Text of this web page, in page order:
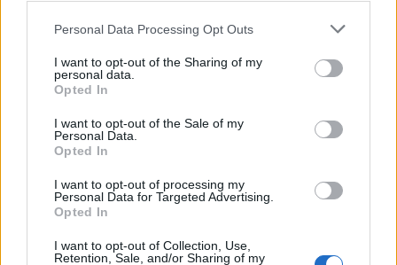
Personal Data Processing Opt Outs
I want to opt-out of the Sharing of my
personal data.
Opted In
I want to opt-out of the Sale of my
Personal Data.
Opted In
I want to opt-out of processing my
Personal Data for Targeted Advertising.
Opted In
I want to opt-out of Collection, Use,
Retention, Sale, and/or Sharing of my